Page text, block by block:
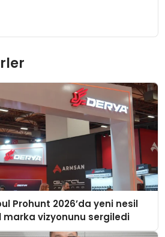
Prohunt 2026’da yeni nesil
marka vizyonunu sergiledi